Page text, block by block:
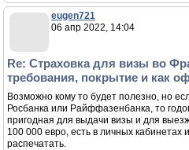
eugen721
06 апр 2022, 14:04
Re: Страховка для визы во
требования, покрытие и как
Возможно кому то будет полезно, но
Росбанка или Райффазенбанка, то
пригодная для выдачи визы и для
100 000 евро, есть в личных кабинетах
распечатать.